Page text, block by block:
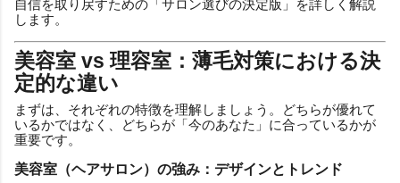
自信を取り戻すための「サロン選びの決定版」を詳しく解説
します。
美容室 vs 理容室：薄毛対策における決
定的な違い
まずは、それぞれの特徴を理解しましょう。どちらが優れて
いるかではなく、どちらが「今のあなた」に合っているかが
重要です。
美容室（ヘアサロン）の強み：デザインとトレンド